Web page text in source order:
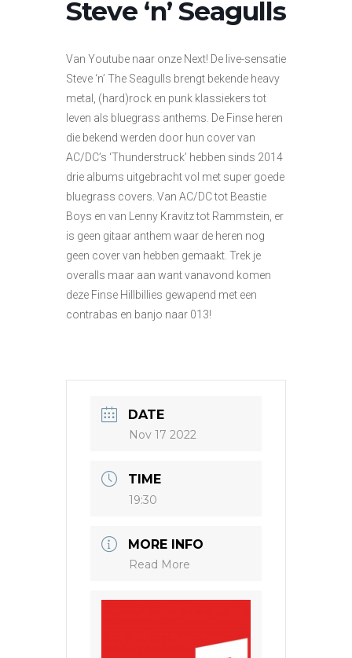
Steve ‘n’ Seagulls
Van Youtube naar onze Next! De live-sensatie
Steve ‘n’ The Seagulls brengt bekende heavy
metal, (hard)rock en punk klassiekers tot
leven als bluegrass anthems. De Finse heren
die bekend werden door hun cover van
AC/DC’s ‘Thunderstruck’ hebben sinds 2014
drie albums uitgebracht vol met super goede
bluegrass covers. Van AC/DC tot Beastie
Boys en van Lenny Kravitz tot Rammstein, er
is geen gitaar anthem waar de heren nog
geen cover van hebben gemaakt. Trek je
overalls maar aan want vanavond komen
deze Finse Hillbillies gewapend met een
contrabas en banjo naar 013!
DATE
Nov 17 2022
TIME
19:30
MORE INFO
Read More